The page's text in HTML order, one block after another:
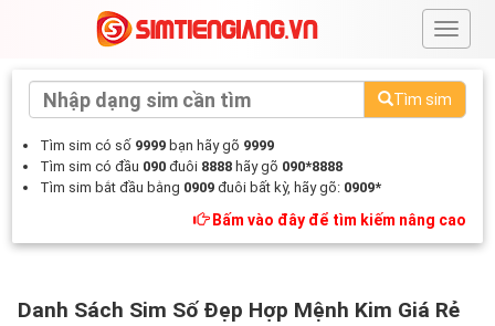
#
Tìm sim
Tìm sim có số 9999 bạn hãy gõ 9999
Tìm sim có đầu 090 đuôi 8888 hãy gõ 090*8888
Tìm sim bắt đầu bằng 0909 đuôi bất kỳ, hãy gõ: 0909*
Bấm vào đây để tìm kiếm nâng cao
Danh Sách Sim Số Đẹp Hợp Mệnh Kim Giá Rẻ